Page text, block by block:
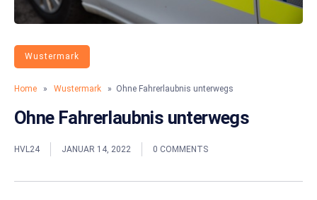
Wustermark
Home » Wustermark » Ohne Fahrerlaubnis unterwegs
Ohne Fahrerlaubnis unterwegs
HVL24 JANUAR 14, 2022 0 COMMENTS